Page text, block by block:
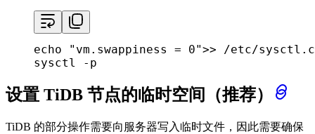
echo "vm.swappiness = 0">> /etc/
sysctl -p
设置 TiDB 节点的临时空间（推荐）
TiDB 的部分操作需要向服务器写入临时文件，因此需要确保